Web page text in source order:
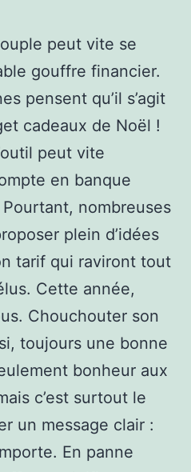
peut vite se
gouffre financier.
pensent qu’il s’agit
cadeaux de Noël !
peut vite
en banque
nombreuses
plein d’idées
tarif qui raviront tout
Cette année,
Chouchouter son
toujours une bonne
bonheur aux
c’est surtout le
un message clair :
En panne